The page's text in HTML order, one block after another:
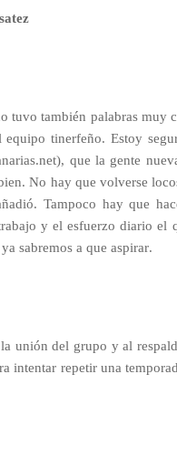
tuvo también palabras muy
equipo tinerfeño. Estoy
que la gente
No hay que volverse
Tampoco hay que
y el esfuerzo diario el
sabremos a que aspirar.
unión del grupo y al
intentar repetir una